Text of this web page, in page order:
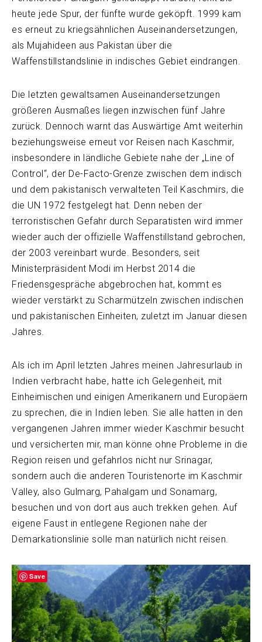
heute jede Spur, der fünfte wurde geköpft. 1999 kam
es erneut zu kriegsähnlichen Auseinandersetzungen,
als Mujahideen aus Pakistan über die
Waffenstillstandslinie in indisches Gebiet eindrangen.
Die letzten gewaltsamen Auseinandersetzungen
größeren Ausmaßes liegen inzwischen fünf Jahre
zurück. Dennoch warnt das Auswärtige Amt weiterhin
beziehungsweise erneut vor Reisen nach Kaschmir,
insbesondere in ländliche Gebiete nahe der „Line of
Control“, der De-Facto-Grenze zwischen dem indisch
und dem pakistanisch verwalteten Teil Kaschmirs, die
die UN 1972 festgelegt hat. Denn neben der
terroristischen Gefahr durch Separatisten wird immer
wieder auch der offizielle Waffenstillstand gebrochen,
der 2003 vereinbart wurde. Besonders, seit
Ministerpräsident Modi im Herbst 2014 die
Friedensgespräche abgebrochen hat, kommt es
wieder verstärkt zu Scharmützeln zwischen indischen
und pakistanischen Einheiten, zuletzt im Januar diesen
Jahres.
Als ich im April letzten Jahres meinen Jahresurlaub in
Indien verbracht habe, hatte ich Gelegenheit, mit
Einheimischen und einigen Amerikanern und Europäern
zu sprechen, die in Indien leben. Sie alle hatten in den
vergangenen Jahren immer wieder Kaschmir besucht
und versicherten mir, man könne ohne Probleme in die
Region reisen und gefahrlos nicht nur Srinagar,
sondern auch die anderen Touristenorte im Kaschmir
Valley, also Gulmarg, Pahalgam und Sonamarg,
besuchen und von dort aus auch trekken gehen. Auf
eigene Faust in entlegene Regionen nahe der
Demarkationslinie solle man natürlich nicht reisen.
Save